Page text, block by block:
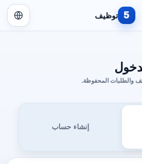
5 توظيف
والطلبات المحفوظة.
إنشاء حساب